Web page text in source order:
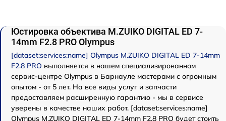
Юстировка объектива M.ZUIKO DIGITAL ED 7-
14mm F2.8 PRO Olympus
[dataset:services:name] Olympus M.ZUIKO DIGITAL ED 7-14mm
F2.8 PRO выполняется в нашем специализированном
сервис-центре Olympus в Барнауле мастерами с огромным
опытом - от 5 лет. На все виды услуг и запчасти
предоставляем расширенную гарантию - мы в сервисе
уверены в качестве наших работ. [dataset:services:name]
Olympus M.ZUIKO DIGITAL ED 7-14mm F2.8 PRO будет стоить